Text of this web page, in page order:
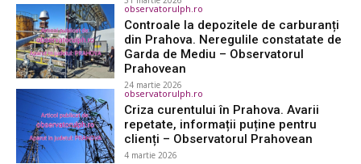
observatorulph.ro
Controale la depozitele de carburanți
din Prahova. Neregulile constatate de
Garda de Mediu – Observatorul
Prahovean
24 martie 2026
observatorulph.ro
Criza curentului în Prahova. Avarii
repetate, informații puține pentru
clienți – Observatorul Prahovean
4 martie 2026